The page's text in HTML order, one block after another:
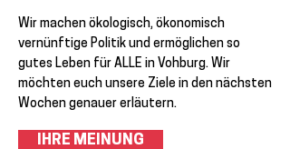
Wir machen ökologisch, ökonomisch
vernünftige Politik und ermöglichen so
gutes Leben für ALLE in Vohburg. Wir
möchten euch unsere Ziele in den nächsten
Wochen genauer erläutern.
IHRE MEINUNG